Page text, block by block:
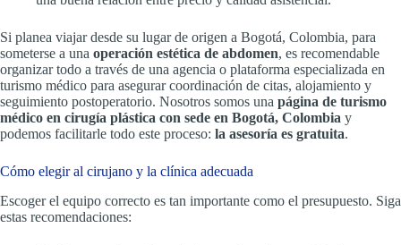
Si planea viajar desde su lugar de origen a Bogotá, Colombia, para
someterse a una operación estética de abdomen, es recomendable
organizar todo a través de una agencia o plataforma especializada en
turismo médico para asegurar coordinación de citas, alojamiento y
seguimiento postoperatorio. Nosotros somos una página de turismo
médico en cirugía plástica con sede en Bogotá, Colombia y
podemos facilitarle todo este proceso: la asesoría es gratuita.
Cómo elegir al cirujano y la clínica adecuada
Escoger el equipo correcto es tan importante como el presupuesto. Siga
estas recomendaciones: